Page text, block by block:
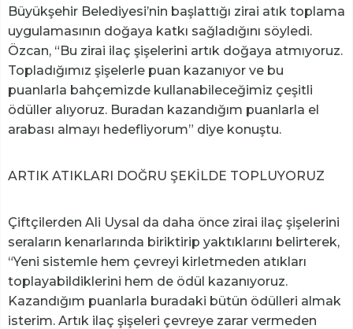
Büyükşehir Belediyesi’nin başlattığı zirai atık toplama
uygulamasının doğaya katkı sağladığını söyledi.
Özcan, “Bu zirai ilaç şişelerini artık doğaya atmıyoruz.
Topladığımız şişelerle puan kazanıyor ve bu
puanlarla bahçemizde kullanabileceğimiz çeşitli
ödüller alıyoruz. Buradan kazandığım puanlarla el
arabası almayı hedefliyorum” diye konuştu.
ARTIK ATIKLARI DOĞRU ŞEKİLDE TOPLUYORUZ
Çiftçilerden Ali Uysal da daha önce zirai ilaç şişelerini
seraların kenarlarında biriktirip yaktıklarını belirterek,
“Yeni sistemle hem çevreyi kirletmeden atıkları
toplayabildiklerini hem de ödül kazanıyoruz.
Kazandığım puanlarla buradaki bütün ödülleri almak
isterim. Artık ilaç şişeleri çevreye zarar vermeden